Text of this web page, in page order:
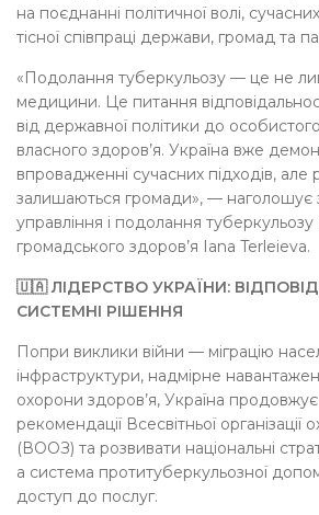
на поєднанні політичної волі,
тісної співпраці держави, громад та
«Подолання туберкульозу — це не
медицини. Це питання
від державної політики до
власного здоров’я. Україна вже
впровадженні сучасних підходів,
залишаються громади», — наголошує
управління і подолання
громадського здоров’я Iana Terleieva.
🇺🇦 ЛІДЕРСТВО УКРАЇНИ:
СИСТЕМНІ РІШЕННЯ
Попри виклики війни — міграцію
інфраструктури, надмірне
охорони здоров’я, Україна
рекомендації Всесвітньої організації
(ВООЗ) та розвивати національні
а система протитуберкульозної
доступ до послуг.